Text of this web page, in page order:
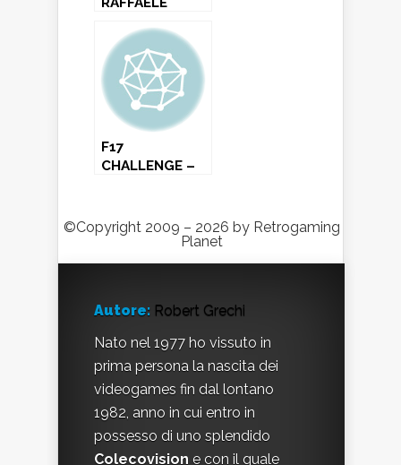
grafico di
Holodream
Software
F17
CHALLENGE –
©Copyright 2009 – 2026 by Retrogaming
Planet
Autore: Robert Grechi
Nato nel 1977 ho vissuto in
prima persona la nascita dei
videogames fin dal lontano
1982, anno in cui entro in
possesso di uno splendido
Colecovision e con il quale